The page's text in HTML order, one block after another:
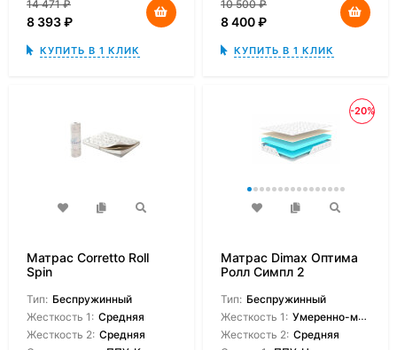
14 471₽
8 393₽
КУПИТЬ В 1 КЛИК
10 500₽
8 400₽
КУПИТЬ В 1 КЛИК
Матрас Corretto Roll
Spin
Тип: Беспружинный
Жесткость 1: Средняя
Жесткость 2: Средняя
-20%
Матрас Dimax Оптима
Ролл Симпл 2
Тип: Беспружинный
Жесткость 1: Умеренно-мягкая
Жесткость 2: Средняя